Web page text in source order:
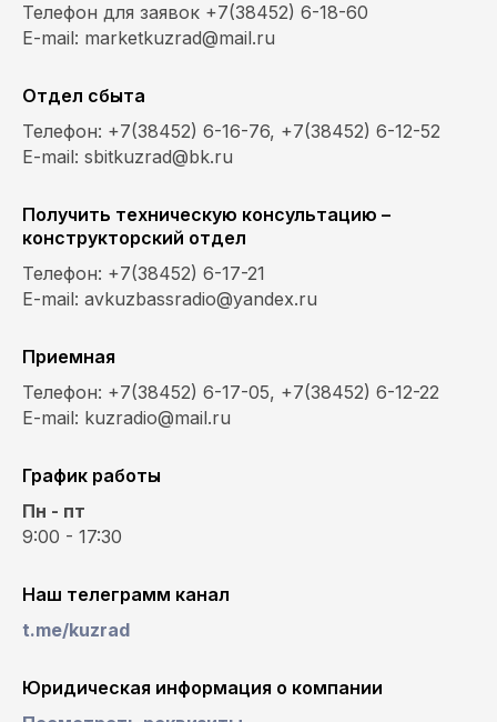
Телефон для заявок +7(38452) 6-18-60
E-mail: marketkuzrad@mail.ru
Отдел сбыта
Телефон: +7(38452) 6-16-76, +7(38452) 6-12-52
E-mail: sbitkuzrad@bk.ru
Получить техническую консультацию –
конструкторский отдел
Телефон: +7(38452) 6-17-21
E-mail: avkuzbassradio@yandex.ru
Приемная
Телефон: +7(38452) 6-17-05, +7(38452) 6-12-22
E-mail: kuzradio@mail.ru
График работы
Пн - пт
9:00 - 17:30
Наш телеграмм канал
t.me/kuzrad
Юридическая информация о компании